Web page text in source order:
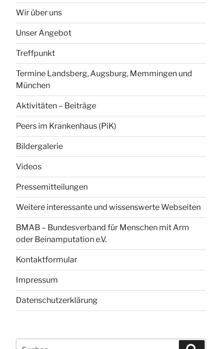
Wir über uns
Unser Angebot
Treffpunkt
Termine Landsberg, Augsburg, Memmingen und
München
Aktivitäten – Beiträge
Peers im Krankenhaus (PiK)
Bildergalerie
Videos
Pressemitteilungen
Weitere interessante und wissenswerte Webseiten
BMAB – Bundesverband für Menschen mit Arm
oder Beinamputation e.V.
Kontaktformular
Impressum
Datenschutzerklärung